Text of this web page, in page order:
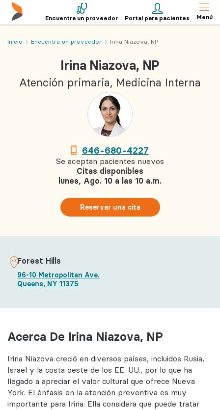
Encuentra un proveedor Portal para pacientes Menú
Inicio Encuentra un proveedor Irina Niazova, NP
Irina Niazova, NP
Atención primaria, Medicina Interna
646-680-4227
Se aceptan pacientes nuevos
Citas disponibles
lunes, Ago. 10 a las 10 a.m.
Reservar una cita
Forest Hills
96-10 Metropolitan Ave.
Queens, NY 11375
Acerca De Irina Niazova, NP
Irina Niazova creció en diversos países, incluidos Rusia,
Israel y la costa oeste de los EE. UU., por lo que ha
llegado a apreciar el valor cultural que ofrece Nueva
York. El énfasis en la atención preventiva es muy
importante para Irina. Ella considera que puede tratar